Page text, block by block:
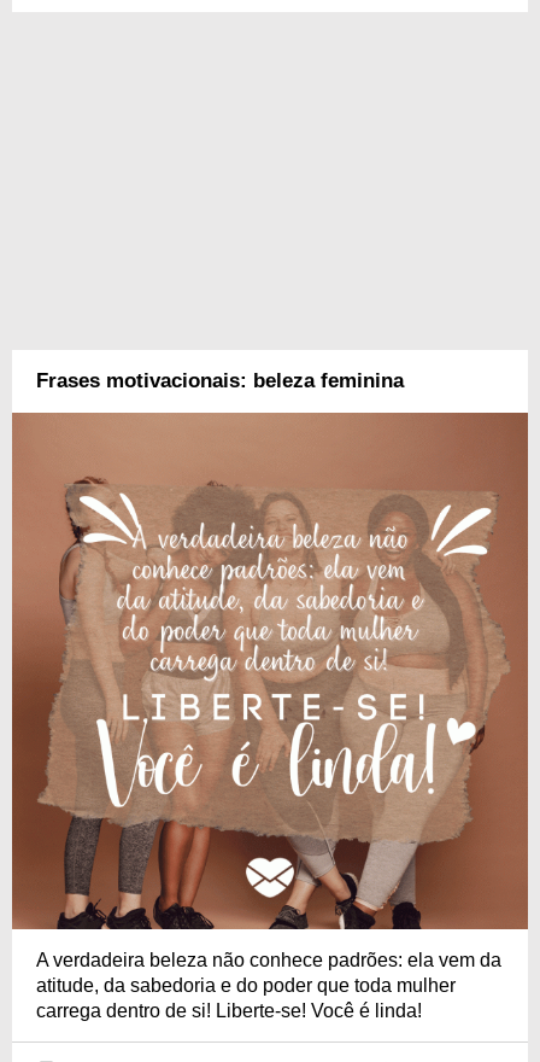
Frases motivacionais: beleza feminina
A verdadeira beleza não conhece padrões: ela vem da
atitude, da sabedoria e do poder que toda mulher
carrega dentro de si! Liberte-se! Você é linda!